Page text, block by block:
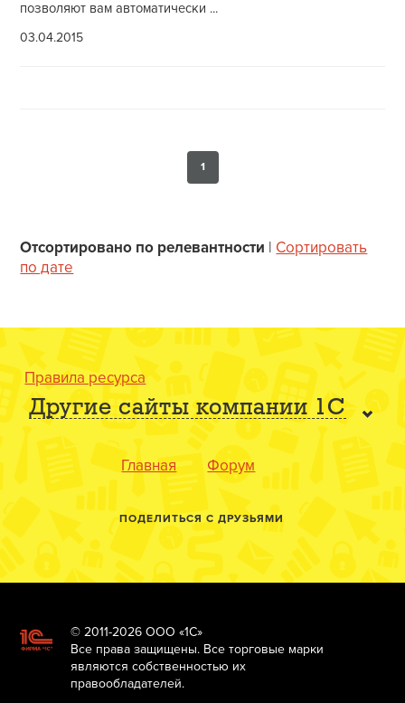
позволяют вам автоматически ...
03.04.2015
1
Отсортировано по релевантности | Сортировать
по дате
Правила ресурса
Другие сайты компании 1С
Главная Форум
ПОДЕЛИТЬСЯ С ДРУЗЬЯМИ
© 2011-2026 ООО «1С»
Все права защищены. Все торговые марки
являются собственностью их
правообладателей.